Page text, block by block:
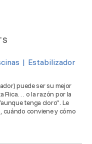
| Estabilizador
puede ser su mejor
Rica… o la razón por la
tenga cloro”. Le
cuándo conviene y cómo